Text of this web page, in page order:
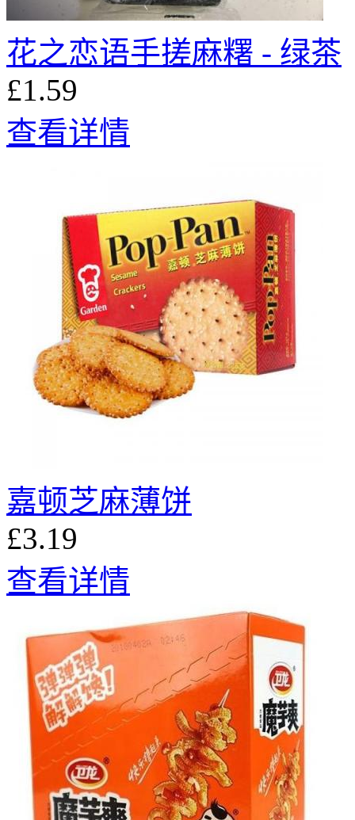
花之恋语手搓麻糬 - 绿茶
£1.59
查看详情
嘉顿芝麻薄饼
£3.19
查看详情